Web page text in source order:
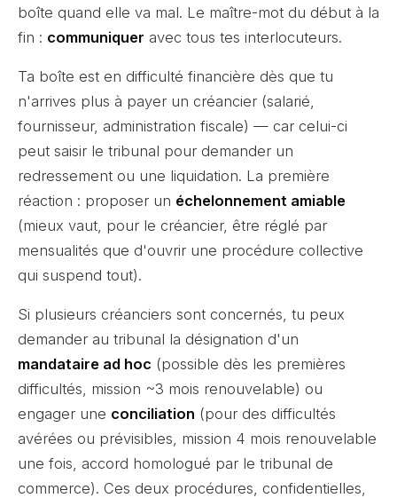
boîte quand elle va mal. Le maître-mot du début à la
fin : communiquer avec tous tes interlocuteurs.
Ta boîte est en difficulté financière dès que tu
n'arrives plus à payer un créancier (salarié,
fournisseur, administration fiscale) — car celui-ci
peut saisir le tribunal pour demander un
redressement ou une liquidation. La première
réaction : proposer un échelonnement amiable
(mieux vaut, pour le créancier, être réglé par
mensualités que d'ouvrir une procédure collective
qui suspend tout).
Si plusieurs créanciers sont concernés, tu peux
demander au tribunal la désignation d'un
mandataire ad hoc (possible dès les premières
difficultés, mission ~3 mois renouvelable) ou
engager une conciliation (pour des difficultés
avérées ou prévisibles, mission 4 mois renouvelable
une fois, accord homologué par le tribunal de
commerce). Ces deux procédures, confidentielles,